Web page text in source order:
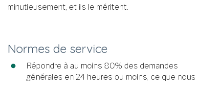
minutieusement, et ils le méritent.
Normes de service
Répondre à au moins 80% des demandes
générales en 24 heures ou moins, ce que nous